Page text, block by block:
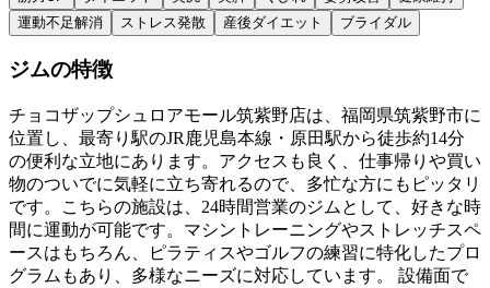
運動不足解消
ストレス発散 産後ダイエット ブライダル
ジムの特徴
チョコザップシュロアモール筑紫野店は、福岡県筑紫野市に
位置し、最寄り駅のJR鹿児島本線・原田駅から徒歩約14分
の便利な立地にあります。アクセスも良く、仕事帰りや買い
物のついでに気軽に立ち寄れるので、多忙な方にもピッタリ
です。こちらの施設は、24時間営業のジムとして、好きな時
間に運動が可能です。マシントレーニングやストレッチスペ
ースはもちろん、ピラティスやゴルフの練習に特化したプロ
グラムもあり、多様なニーズに対応しています。 設備面で